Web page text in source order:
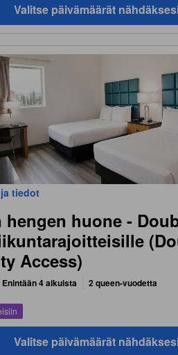
Valitse päivämäärät
tiedot
hengen huone -
Access)
Enintään 4 aikuista 2 queen-vuodetta
Valitse päivämäärät